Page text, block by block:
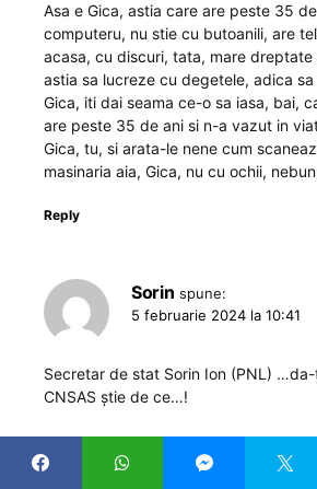
Asa e Gica, astia care are peste 35
computeru, nu stie cu butoanili, are
acasa, cu discuri, tata, mare dreptate
astia sa lucreze cu degetele, adica
Gica, iti dai seama ce-o sa iasa, bai,
are peste 35 de ani si n-a vazut in
Gica, tu, si arata-le nene cum
masinaria aia, Gica, nu cu ochii,
Reply
Sorin spune:
5 februarie 2024 la 10:41
Secretar de stat Sorin Ion (PNL)
CNSAS știe de ce…!